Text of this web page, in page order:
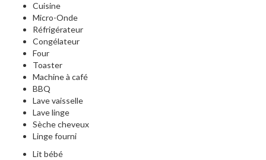
Cuisine
Micro-Onde
Réfrigérateur
Congélateur
Four
Toaster
Machine à café
BBQ
Lave vaisselle
Lave linge
Sèche cheveux
Linge fourni
Lit bébé